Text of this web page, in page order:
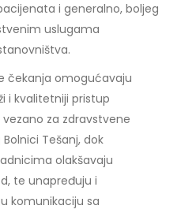
i generalno, boljeg
uslugama
čekanja omogućavaju
i kvalitetniji pristup
za zdravstvene
Tešanj, dok
olakšavaju
te unapređuju i
komunikaciju sa